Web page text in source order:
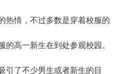
热情，不过多数是穿着校服的
的高一新生在到处参观校园。
引了不少男生或者新生的目